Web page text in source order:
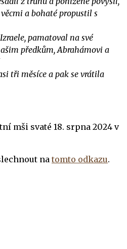
a bohaté propustil s
pamatoval na své
předkům, Abrahámovi a
tři měsíce a pak se vrátila
mši svaté 18. srpna 2024 v
na tomto odkazu.